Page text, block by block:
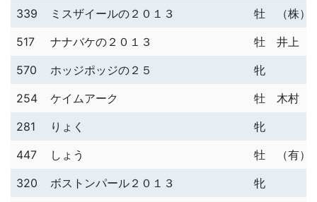
339
ミスザイールの２０１３ 牡
（株
517
ナナバケの２０１３ 牡
井上
570
ホッジポッジの２５
牝
254
ケイムアーク 牡
木村
281
りょく
牝
447
しょう 牡
（有）
320
ボストンパール２０１３ 牝